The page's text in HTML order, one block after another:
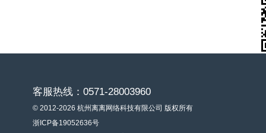
客服热线：0571-28003960
© 2012-2026 杭州离离网络科技有限公司 版权所有
浙ICP备19052636号